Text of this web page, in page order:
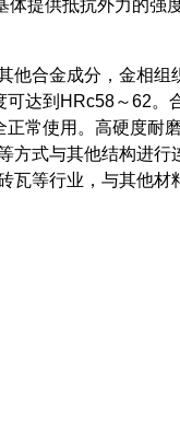
提供抵抗外力的强
合金成分，金相组
达到HRc58～62。
常使用。高硬度耐
方式与其他结构进行
等行业，与其他材